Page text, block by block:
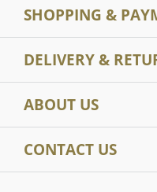
SHOPPING &
DELIVERY &
ABOUT US
CONTACT US